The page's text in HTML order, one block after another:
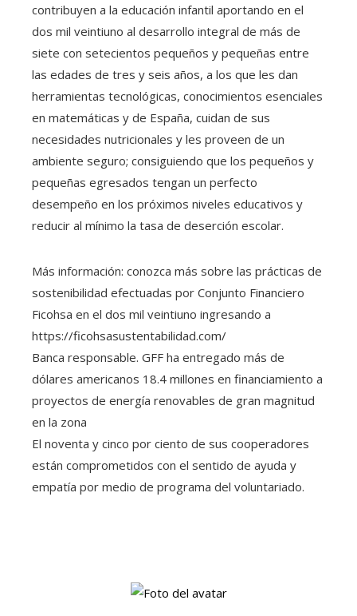
contribuyen a la educación infantil aportando en el
dos mil veintiuno al desarrollo integral de más de
siete con setecientos pequeños y pequeñas entre
las edades de tres y seis años, a los que les dan
herramientas tecnológicas, conocimientos esenciales
en matemáticas y de España, cuidan de sus
necesidades nutricionales y les proveen de un
ambiente seguro; consiguiendo que los pequeños y
pequeñas egresados tengan un perfecto
desempeño en los próximos niveles educativos y
reducir al mínimo la tasa de deserción escolar.
Más información: conozca más sobre las prácticas de
sostenibilidad efectuadas por Conjunto Financiero
Ficohsa en el dos mil veintiuno ingresando a
https://ficohsasustentabilidad.com/
Banca responsable. GFF ha entregado más de
dólares americanos 18.4 millones en financiamiento a
proyectos de energía renovables de gran magnitud
en la zona
El noventa y cinco por ciento de sus cooperadores
están comprometidos con el sentido de ayuda y
empatía por medio de programa del voluntariado.